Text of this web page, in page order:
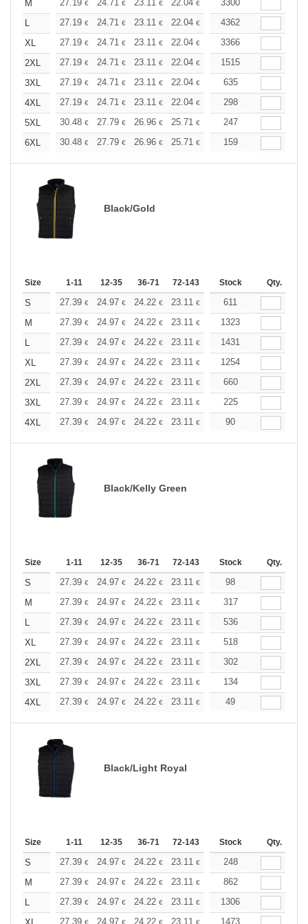
M 27.19 € 24.71 € 23.11 € 22.04 € 20.80€
3300
L
27.19 € 24.71 € 23.11 € 22.04 € 20.80€
4362
XL
27.19 € 24.71 € 23.11 € 22.04 € 20.80€
3366
2XL
27.19 € 24.71 € 23.11 € 22.04 € 20.80€
1515
3XL
27.19 € 24.71 € 23.11 € 22.04 € 20.80€
635
4XL
27.19 € 24.71 € 23.11 € 22.04 € 20.80€
298
5XL
30.48 € 27.79 € 26.96 € 25.71 € 24.27€
247
6XL
30.48 € 27.79 € 26.96 € 25.71 € 24.27€
159
Black/Gold
Size 1-11 12-35 36-71 72-143 144-287 288 +
Stock Qty.
S 27.39 € 24.97 € 24.22 € 23.11 € 21.80
611
M
27.39 € 24.97 € 24.22 € 23.11 € 21.80€
1323
L
27.39 € 24.97 € 24.22 € 23.11 € 21.80€
1431
XL
27.39 € 24.97 € 24.22 € 23.11 € 21.80€
1254
2XL
27.39 € 24.97 € 24.22 € 23.11 € 21.80€
660
3XL
27.39 € 24.97 € 24.22 € 23.11 € 21.80€
225
4XL
27.39 € 24.97 € 24.22 € 23.11 € 21.80€
90
Black/Kelly Green
Size 1-11 12-35 36-71 72-143 144-287 288 +
Stock Qty.
S 27.39 € 24.97 € 24.22 € 23.11 € 21.80€
98
M
27.39 € 24.97 € 24.22 € 23.11 € 21.80€
317
L
27.39 € 24.97 € 24.22 € 23.11 € 21.80€
536
XL
27.39 € 24.97 € 24.22 € 23.11 € 21.80€
518
2XL
27.39 € 24.97 € 24.22 € 23.11 € 21.80€
302
3XL
27.39 € 24.97 € 24.22 € 23.11 € 21.80€
134
4XL
27.39 € 24.97 € 24.22 € 23.11 € 21.80€
49
Black/Light Royal
Size 1-11 12-35 36-71 72-143 144-287 288 +
Stock Qty.
S 27.39 € 24.97 € 24.22 € 23.11 € 21.80€
248
M
27.39 € 24.97 € 24.22 € 23.11 € 21.80€
862
L
27.39 € 24.97 € 24.22 € 23.11 € 21.80€
1306
27.39 € 24.97 € 24.22 € 23.11 € 21.80€
1473